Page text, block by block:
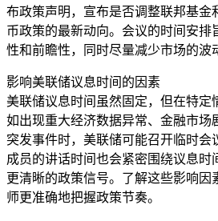
布政策声明，宣布是否调整联邦基金
币政策的最新动向。会议的时间安排
性和前瞻性，同时尽量减少市场的波
影响美联储议息时间的因素
美联储议息时间虽然固定，但在特定
如出现重大经济数据异常、金融市场
突发事件时，美联储可能召开临时会
成员的讲话时间也会紧密围绕议息时
更清晰的政策信号。了解这些影响因
师更准确地把握政策节奏。